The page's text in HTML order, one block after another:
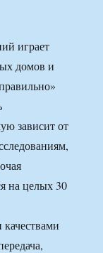
играет
домов и
зависит от
на целых 30